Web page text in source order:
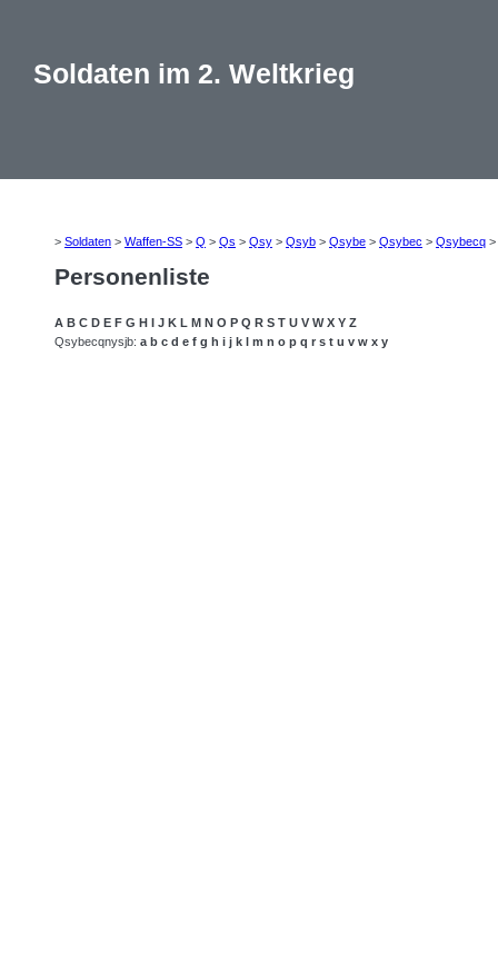
Soldaten im 2. Weltkrieg
> Soldaten > Waffen-SS > Q > Qs > Qsy > Qsyb > Qsybe > Qsybec > Qsybecq >
Personenliste
A B C D E F G H I J K L M N O P Q R S T U V W X Y Z
Qsybecqnysjb: a b c d e f g h i j k l m n o p q r s t u v w x y